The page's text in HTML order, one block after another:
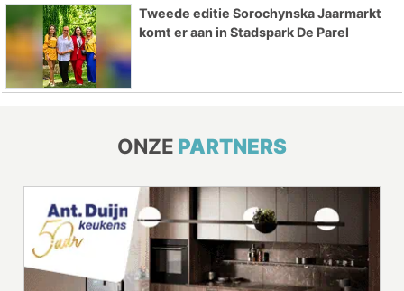
Tweede editie Sorochynska Jaarmarkt
komt er aan in Stadspark De Parel
ONZE PARTNERS